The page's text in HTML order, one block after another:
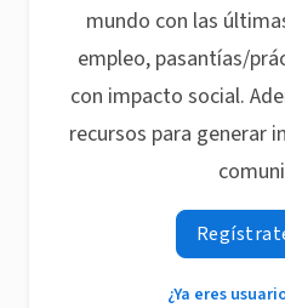
mundo con las
empleo, pasantías/
con impacto social.
recursos para generar
¿Ya eres